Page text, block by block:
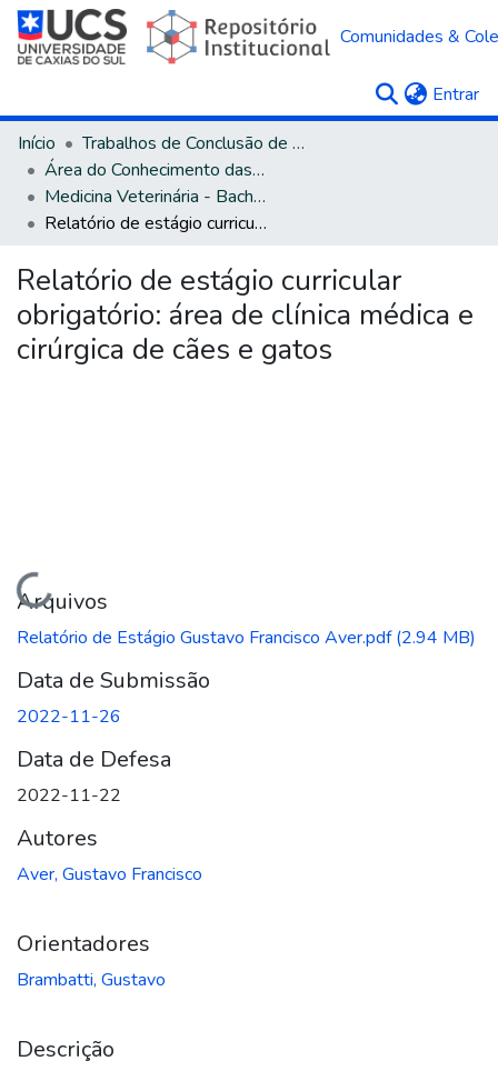
Comunidades &
Entrar
Início
Trabalhos de Conclusão de Curso
Área do Conhecimento das Ciências Agrárias
Medicina Veterinária - Bacharelado
Relatório de estágio curricular obrigatório: área de clínica médica e cirúrgica de cães e gatos
Relatório de estágio curricular
obrigatório: área de clínica médica e
cirúrgica de cães e gatos
Carregando...
Arquivos
Relatório de Estágio Gustavo Francisco Aver.pdf(2.94 MB)
Data de Submissão
2022-11-26
Data de Defesa
2022-11-22
Autores
Aver, Gustavo Francisco
Orientadores
Brambatti, Gustavo
Descrição